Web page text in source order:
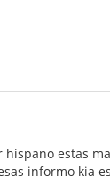
estas
informo kia